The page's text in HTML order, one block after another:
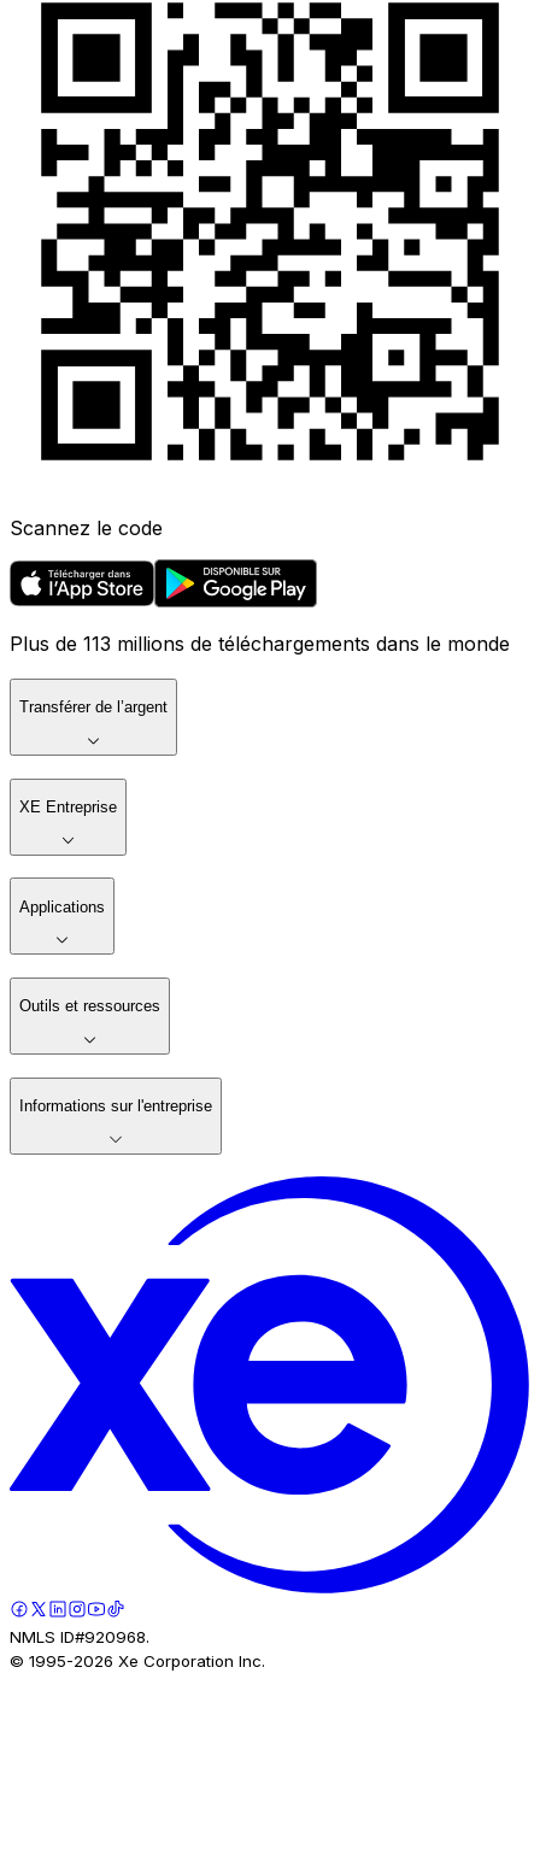
Scannez le code
Plus de 113 millions de téléchargements dans le monde
Transférer de l’argent
XE Entreprise
Applications
Outils et ressources
Informations sur l'entreprise
NMLS ID#920968.
© 1995-2026 Xe Corporation Inc.